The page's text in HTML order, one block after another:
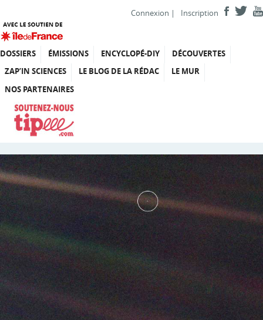
Connexion | Inscription
DOSSIERS ÉMISSIONS ENCYCLOPÉ-DIY
DÉCOUVERTES
ZAP’IN SCIENCES
LE BLOG DE LA RÉDAC
LE MUR
NOS PARTENAIRES